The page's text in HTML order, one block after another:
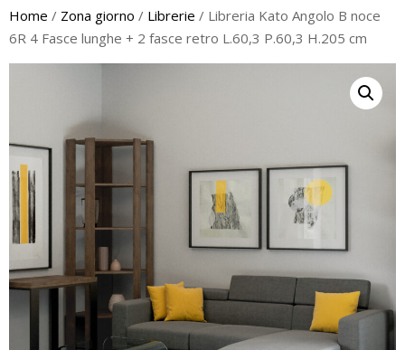
Home / Zona giorno / Librerie / Libreria Kato Angolo B noce
6R 4 Fasce lunghe + 2 fasce retro L.60,3 P.60,3 H.205 cm